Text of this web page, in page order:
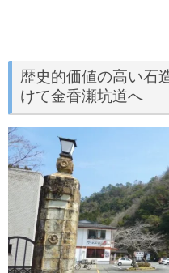
歴史的価値の高い石
けて金香瀬坑道へ